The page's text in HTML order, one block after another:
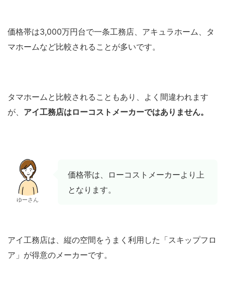
価格帯は3,000万円台で一条工務店、アキュラホーム、タ
マホームなど比較されることが多いです。
タマホームと比較されることもあり、よく間違われます
が、 アイ工務店はローコストメーカーではありません。
ゆーさん
価格帯は、ローコストメーカーより上
となります。
アイ工務店は、縦の空間をうまく利用した「スキップフロ
ア」が得意のメーカーです。